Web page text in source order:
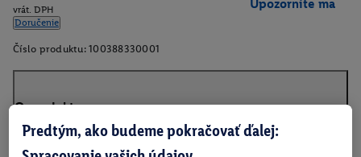
vrát. DPH
Doručenie
Upozornite ma
Číslo produktu: 100388330001
O produkte
Predtým, ako budeme pokračovať ďalej: